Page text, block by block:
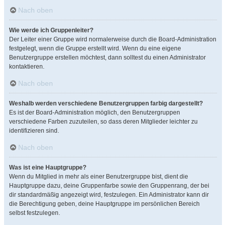
Nach oben
Wie werde ich Gruppenleiter?
Der Leiter einer Gruppe wird normalerweise durch die Board-Administration
festgelegt, wenn die Gruppe erstellt wird. Wenn du eine eigene
Benutzergruppe erstellen möchtest, dann solltest du einen Administrator
kontaktieren.
Nach oben
Weshalb werden verschiedene Benutzergruppen farbig dargestellt?
Es ist der Board-Administration möglich, den Benutzergruppen
verschiedene Farben zuzuteilen, so dass deren Mitglieder leichter zu
identifizieren sind.
Nach oben
Was ist eine Hauptgruppe?
Wenn du Mitglied in mehr als einer Benutzergruppe bist, dient die
Hauptgruppe dazu, deine Gruppenfarbe sowie den Gruppenrang, der bei
dir standardmäßig angezeigt wird, festzulegen. Ein Administrator kann dir
die Berechtigung geben, deine Hauptgruppe im persönlichen Bereich
selbst festzulegen.